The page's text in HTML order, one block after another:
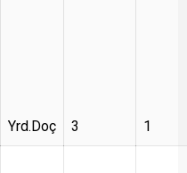
Yrd.Doç 3 1